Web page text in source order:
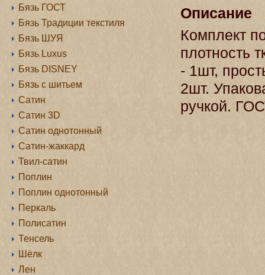
Описание
Комплект
плотность
- 1шт,
2шт.
ручкой.
Бязь ГОСТ
Бязь Традиции текстиля
Бязь ШУЯ
Бязь Luxus
Бязь DISNEY
Бязь с шитьем
Сатин
Сатин 3D
Сатин однотонный
Сатин-жаккард
Твил-сатин
Поплин
Поплин однотонный
Перкаль
Полисатин
Тенсель
Шёлк
Лен